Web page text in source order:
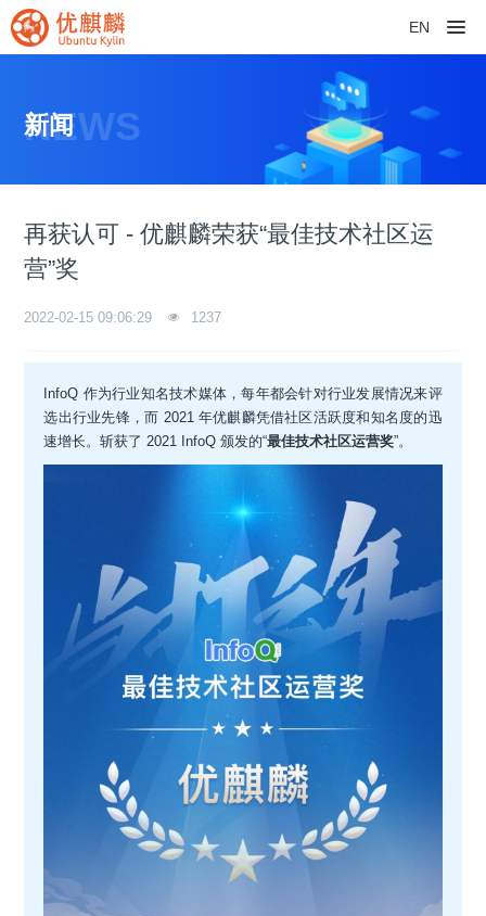
EN
NEWS
新闻
再获认可 - 优麒麟荣获“最佳技术社区运
营”奖
2022-02-15 09:06:29 1237
InfoQ 作为行业知名技术媒体，每年都会针对行业发展情况来评
选出行业先锋，而 2021 年优麒麟凭借社区活跃度和知名度的迅
速增长。斩获了 2021 InfoQ 颁发的“最佳技术社区运营奖”。